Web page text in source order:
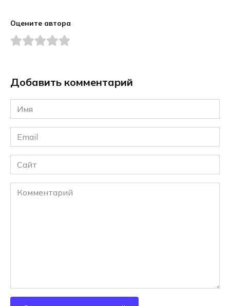
Оцените автора
Добавить комментарий
Имя
*
Email
*
Сайт
Комментарий